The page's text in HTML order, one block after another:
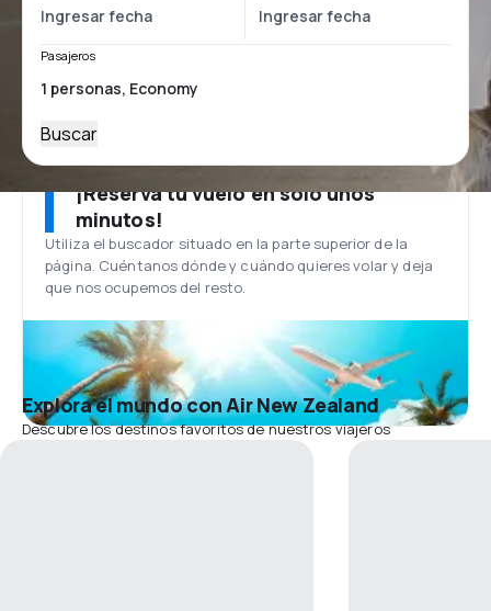
Pasajeros
Buscar
¡Reserva tu vuelo en solo unos
minutos!
Utiliza el buscador situado en la parte superior de la
página. Cuéntanos dónde y cuándo quieres volar y deja
que nos ocupemos del resto.
Explora el mundo con Air New Zealand
Descubre los destinos favoritos de nuestros viajeros